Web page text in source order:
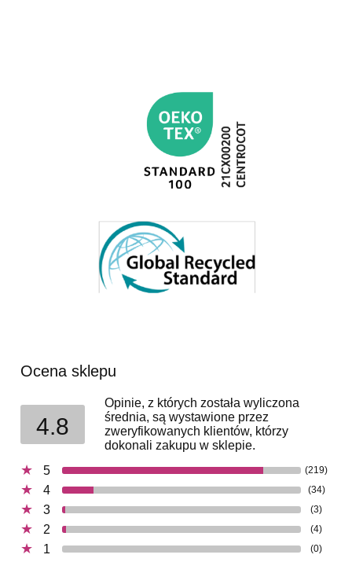
Ocena sklepu
4.8
Opinie, z których została wyliczona
średnia, są wystawione przez
zweryfikowanych klientów, którzy
dokonali zakupu w sklepie.
5
(219)
4 (34)
3 (3)
2 (4)
1 (0)